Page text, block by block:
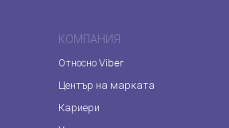
КОМПАНИЯ
Относно Viber
Център на марката
Кариери